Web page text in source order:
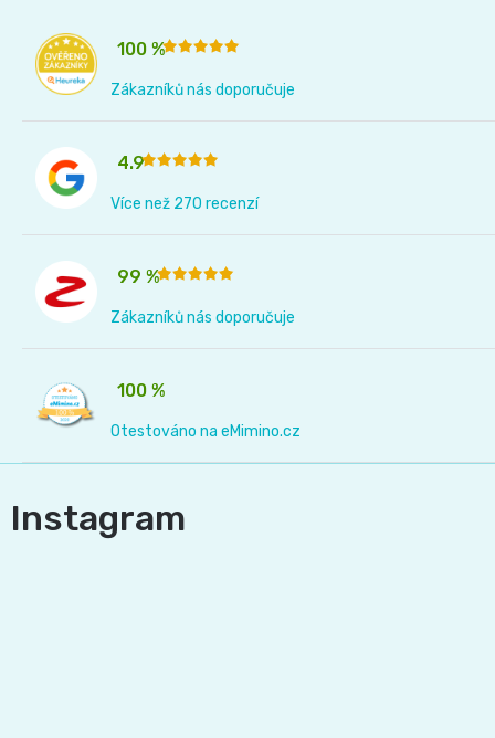
100 %
Zákazníků nás doporučuje
4.9
Více než 270 recenzí
99 %
Zákazníků nás doporučuje
100 %
Otestováno na eMimino.cz
Instagram